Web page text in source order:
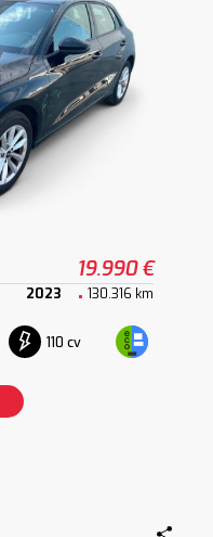
19.990 €
2023 130.316 km
110 cv